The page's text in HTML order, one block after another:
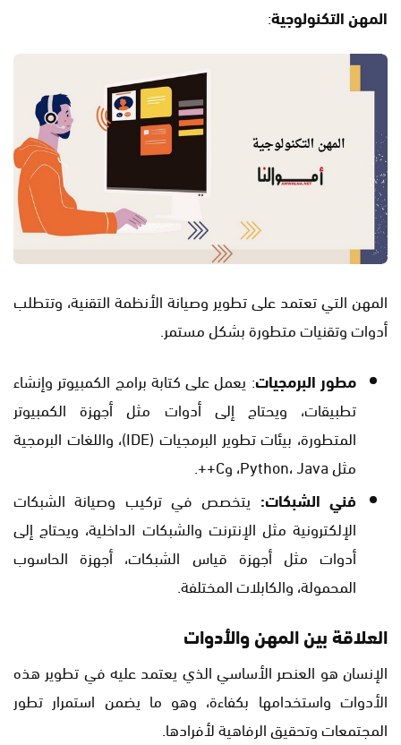
المهن التكنولوجية:
المهن التي تعتمد على تطوير وصيانة الأنظمة التقنية، وتتطلب
أدوات وتقنيات متطورة بشكل مستمر.
مطور البرمجيات: يعمل على كتابة برامج الكمبيوتر وإنشاء
تطبيقات، ويحتاج إلى أدوات مثل أجهزة الكمبيوتر
المتطورة، بيئات تطوير البرمجيات (IDE)، واللغات البرمجية
مثل Python، Java، وC++.
فني الشبكات: يتخصص في تركيب وصيانة الشبكات
الإلكترونية مثل الإنترنت والشبكات الداخلية، ويحتاج إلى
أدوات مثل أجهزة قياس الشبكات، أجهزة الحاسوب
المحمولة، والكابلات المختلفة.
العلاقة بين المهن والأدوات
الإنسان هو العنصر الأساسي الذي يعتمد عليه في تطوير هذه
الأدوات واستخدامها بكفاءة، وهو ما يضمن استمرار تطور
المجتمعات وتحقيق الرفاهية لأفرادها.